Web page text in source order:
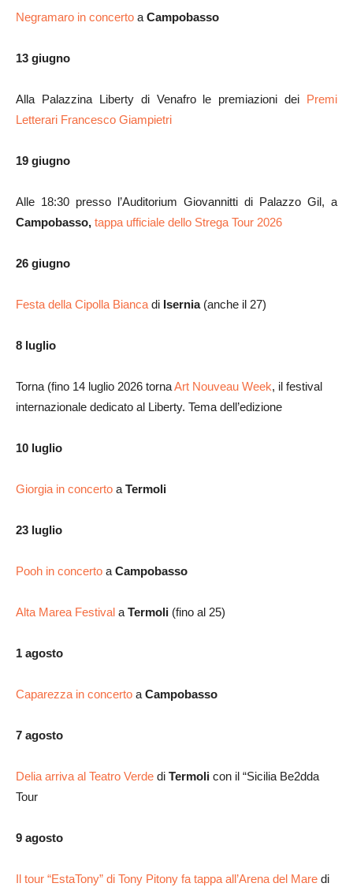
Negramaro in concerto a Campobasso
13 giugno
Alla Palazzina Liberty di Venafro le premiazioni dei Premi
Letterari Francesco Giampietri
19 giugno
Alle 18:30 presso l’Auditorium Giovannitti di Palazzo Gil, a
Campobasso, tappa ufficiale dello Strega Tour 2026
26 giugno
Festa della Cipolla Bianca di Isernia(anche il 27)
8 luglio
Torna (fino 14 luglio 2026 tornaArt Nouveau Week, il festival
internazionale dedicato al Liberty. Tema dell’edizione
10 luglio
Giorgia in concerto a Termoli
23 luglio
Pooh in concerto a Campobasso
Alta Marea Festival a Termoli (fino al 25)
1 agosto
Caparezza in concerto a Campobasso
7 agosto
Delia arriva al Teatro Verde di Termoli con il “Sicilia Be2dda
Tour
9 agosto
Il tour “EstaTony” di Tony Pitony fa tappa all’Arena del Mare di